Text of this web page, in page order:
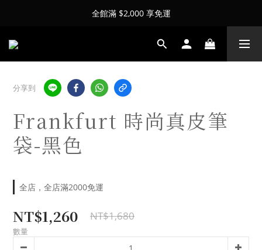
全館滿 $2,000 享免運
分享到
Frankfurt 時尚真皮筆
袋-黑色
全店，全店滿2000免運
NT$1,260 NT$1,680
數量